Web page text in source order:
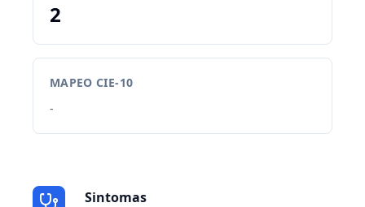
2
MAPEO CIE-10
-
Sintomas